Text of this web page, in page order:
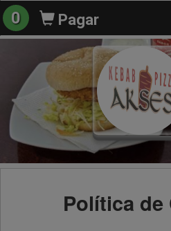
0 Pagar
Política de